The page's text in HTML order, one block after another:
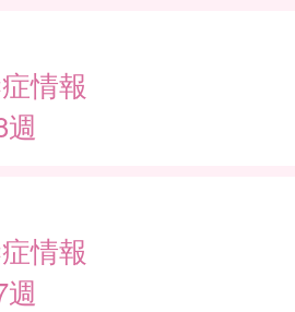
情報
情報